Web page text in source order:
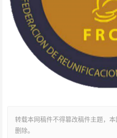
转载本网稿件不得篡改稿件主题，
删除。